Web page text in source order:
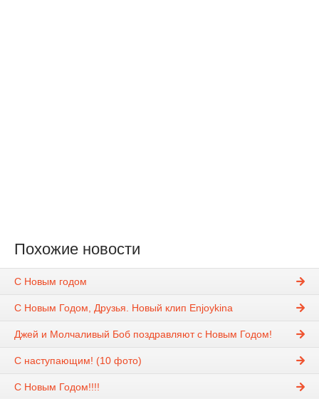
Похожие новости
С Новым годом
C Новым Годом, Друзья. Новый клип Enjoykina
Джей и Молчаливый Боб поздравляют с Новым Годом!
С наступающим! (10 фото)
С Новым Годом!!!!